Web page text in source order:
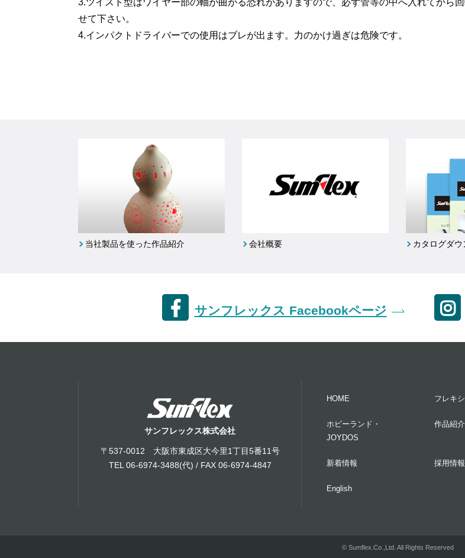
3.ツイスト型はワイヤー部の軸が曲がる恐れがありますので、必ず管等の中へ入れてから
せて下さい。
4.インパクトドライバーでの使用はブレが出ます。力のかけ過ぎは危険です。
当社製品を使った作品紹介 会社概要 カタログダウ
サンフレックス Facebookページ
サンフレックス株式会社
〒537-0012 大阪市東成区大今里1丁目5番11号
TEL 06-6974-3488(代) / FAX 06-6974-4847
HOME フレキ
ホビーランド・
JOYDOS
作品紹介
新着情報 採用情報
English
© Sumflex.Co.,Ltd. All Rights Reserved